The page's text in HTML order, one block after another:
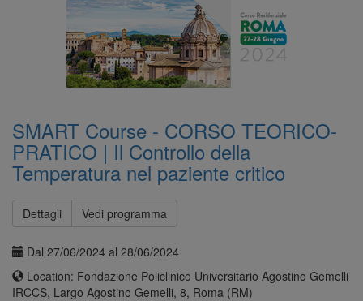
SMART Course - CORSO TEORICO-
PRATICO | Il Controllo della
Temperatura nel paziente critico
Dettagli Vedi programma
Dal 27/06/2024 al 28/06/2024
Location: Fondazione Policlinico Universitario Agostino Gemelli
IRCCS, Largo Agostino Gemelli, 8, Roma (RM)